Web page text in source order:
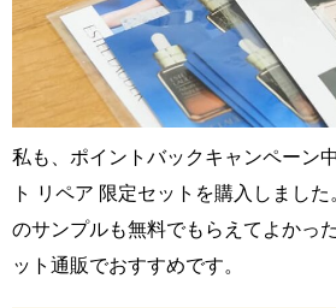
私も、ポイントバックキャンペーン
ト リペア 限定セットを購入しまし
のサンプルも無料でもらえてよかっ
ット通販でおすすめです。